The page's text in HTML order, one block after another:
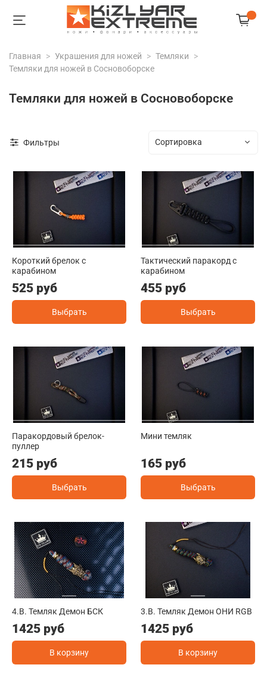
Главная Украшения для ножей
Темляки
Темляки для ножей в Сосновоборске
Темляки для ножей в Сосновоборске
Фильтры
Короткий брелок с
карабином
525 руб
Выбрать
Тактический паракорд с
карабином
455 руб
Выбрать
Паракордовый брелок-
пуллер
215 руб
Выбрать
Мини темляк
165 руб
Выбрать
4.B. Темляк Демон БСК
1425 руб
В корзину
3.B. Темляк Демон ОНИ RGB
1425 руб
В корзину